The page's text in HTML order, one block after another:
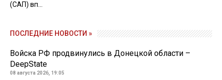
(САП) вп...
ПОСЛЕДНИЕ НОВОСТИ »
Войска РФ продвинулись в Донецкой области –
DeepState
08 августа 2026, 19:05